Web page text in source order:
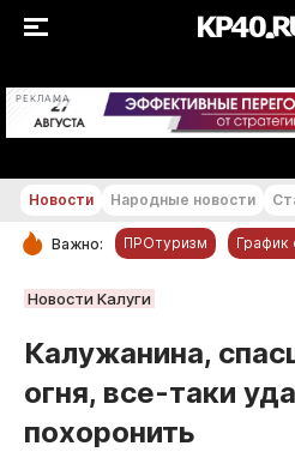
РЕКЛАМА
РУБРИКИ
Новости компаний
Статьи
Народные новости
Новости Народные новости
Важно: ПРОтуризм График
Новости Калуги
Калужанина,
огня, все-таки
похоронить